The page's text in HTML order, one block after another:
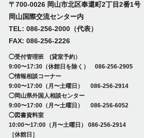
〒700-0026 岡山市北区奉還町2丁目2番1号
岡山国際交流センター内
TEL: 086-256-2000（代表）
FAX: 086-256-2226
◯受付管理班 (貸室予約）
9:00〜17:30（休館日を除く） 086-256-2905
◯情報相談コーナー
9:00〜17:00（月〜土曜日） 086-256-2914
◯岡山県外国人相談センター
9:00〜17:00（月〜土曜日） 086-256-6052
◯図書資料室
10:00〜17:00（月〜土曜日） 086-256-2914
［休館日］